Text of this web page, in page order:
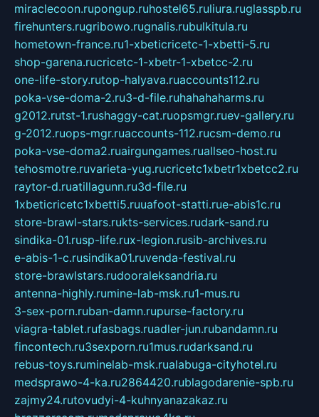
miraclecoon.rupongup.ruhostel65.ruliura.ruglasspb.ru
firehunters.rugribowo.rugnalis.rubulkitula.ru
hometown-france.ru1-xbeticricetc-1-xbetti-5.ru
shop-garena.rucricetc-1-xbetr-1-xbetcc-2.ru
one-life-story.rutop-halyava.ruaccounts112.ru
poka-vse-doma-2.ru3-d-file.ruhahahaharms.ru
g2012.rutst-1.rushaggy-cat.ruopsmgr.ruev-gallery.ru
g-2012.ruops-mgr.ruaccounts-112.rucsm-demo.ru
poka-vse-doma2.ruairgungames.ruallseo-host.ru
tehosmotre.ruvarieta-yug.rucricetc1xbetr1xbetcc2.ru
raytor-d.ruatillagunn.ru3d-file.ru
1xbeticricetc1xbetti5.ruuafoot-statti.rue-abis1c.ru
store-brawl-stars.rukts-services.rudark-sand.ru
sindika-01.rusp-life.rux-legion.rusib-archives.ru
e-abis-1-c.rusindika01.ruvenda-festival.ru
store-brawlstars.rudooraleksandria.ru
antenna-highly.rumine-lab-msk.ru1-mus.ru
3-sex-porn.ruban-damn.rupurse-factory.ru
viagra-tablet.rufasbags.ruadler-jun.rubandamn.ru
fincontech.ru3sexporn.ru1mus.rudarksand.ru
rebus-toys.ruminelab-msk.rualabuga-cityhotel.ru
medsprawo-4-ka.ru2864420.rublagodarenie-spb.ru
zajmy24.rutovudyi-4-kuhnyanazakaz.ru